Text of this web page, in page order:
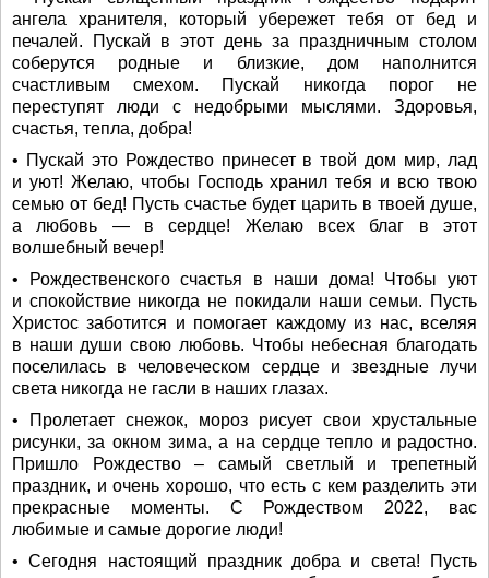
ангела хранителя, который убережет тебя от бед и
печалей. Пускай в этот день за праздничным столом
соберутся родные и близкие, дом наполнится
счастливым смехом. Пускай никогда порог не
переступят люди с недобрыми мыслями. Здоровья,
счастья, тепла, добра!
• Пускай это Рождество принесет в твой дом мир, лад
и уют! Желаю, чтобы Господь хранил тебя и всю твою
семью от бед! Пусть счастье будет царить в твоей душе,
а любовь — в сердце! Желаю всех благ в этот
волшебный вечер!
• Рождественского счастья в наши дома! Чтобы уют
и спокойствие никогда не покидали наши семьи. Пусть
Христос заботится и помогает каждому из нас, вселяя
в наши души свою любовь. Чтобы небесная благодать
поселилась в человеческом сердце и звездные лучи
света никогда не гасли в наших глазах.
• Пролетает снежок, мороз рисует свои хрустальные
рисунки, за окном зима, а на сердце тепло и радостно.
Пришло Рождество – самый светлый и трепетный
праздник, и очень хорошо, что есть с кем разделить эти
прекрасные моменты. С Рождеством 2022, вас
любимые и самые дорогие люди!
• Сегодня настоящий праздник добра и света! Пусть